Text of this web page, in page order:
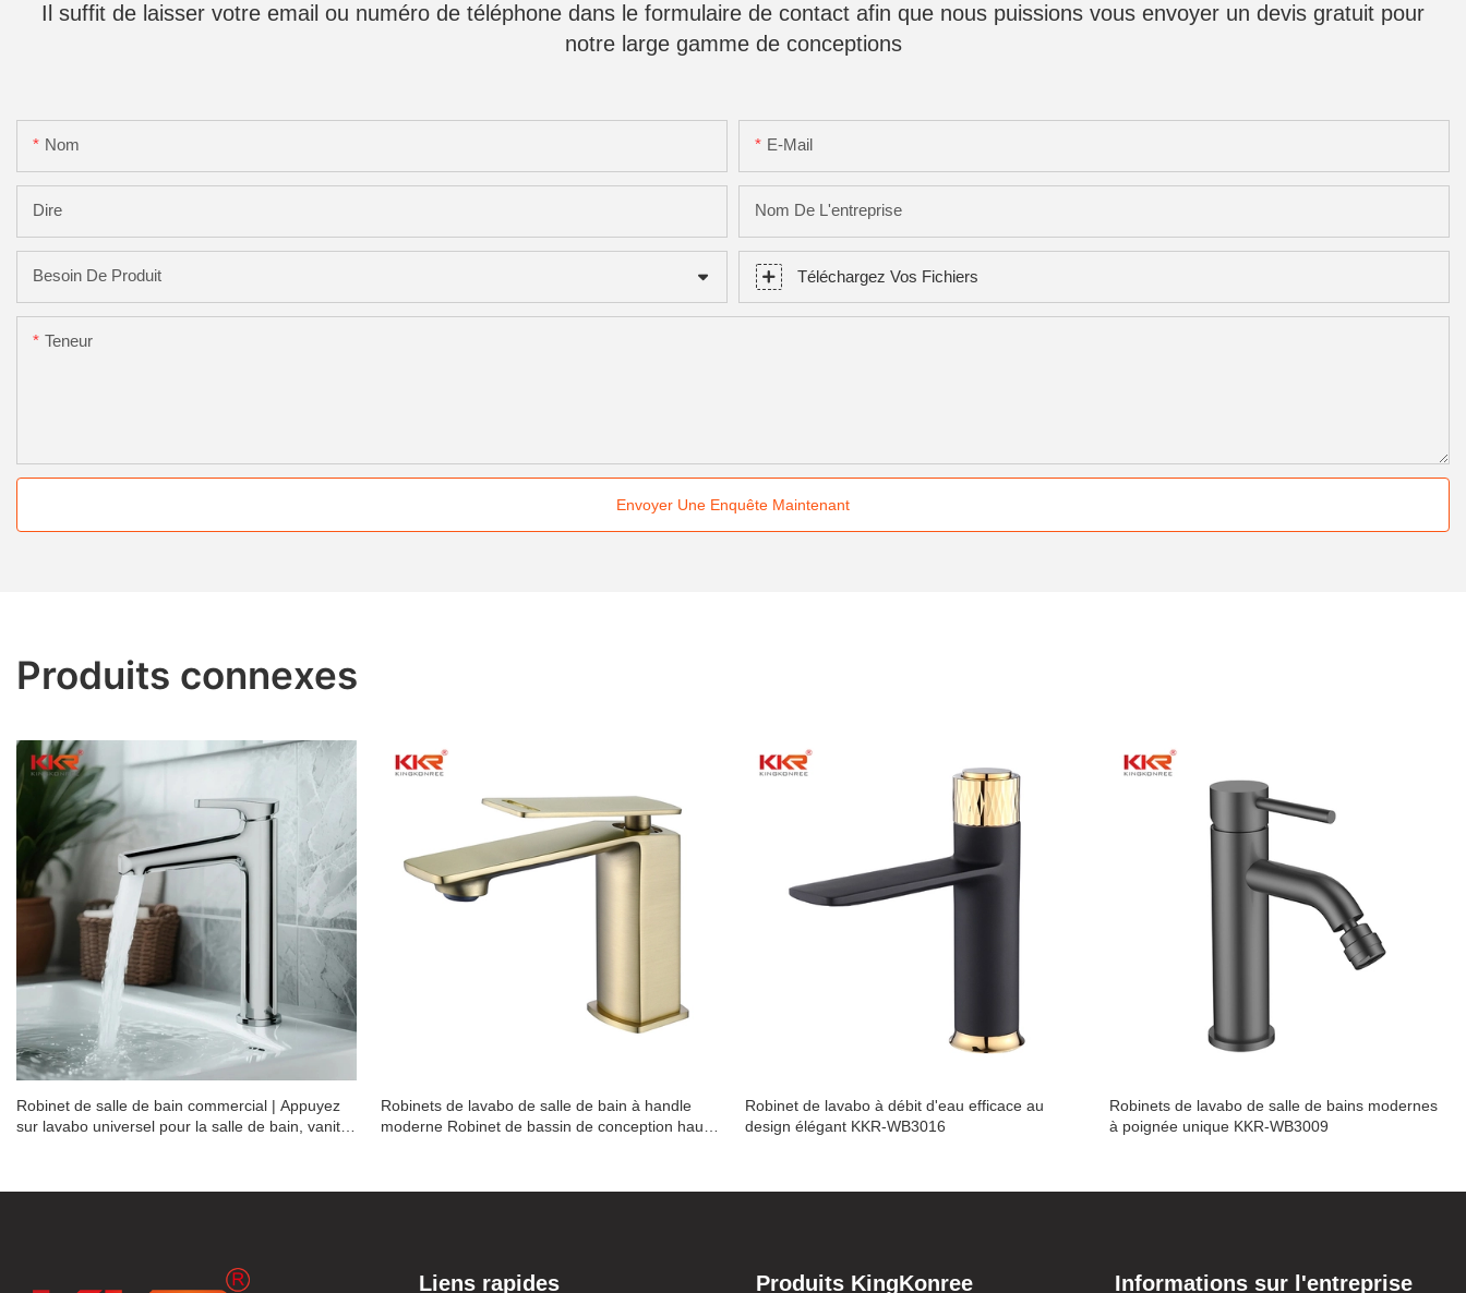
Il suffit de laisser votre email ou numéro de téléphone dans le formulaire de contact afin que nous puissions vous envoyer un devis gratuit pour
notre large gamme de conceptions
Nom E-Mail
Dire Nom De L'entreprise
Besoin De Produit Téléchargez Vos Fichiers
Teneur
Envoyer Une Enquête Maintenant
Produits connexes
Robinet de salle de bain commercial | Appuyez
sur lavabo universel pour la salle de bain, vanité
Robinets de lavabo de salle de bain à handle
moderne Robinet de bassin de conception haut
Robinet de lavabo à débit d'eau efficace au
design élégant KKR-WB3016
Robinets de lavabo de salle de bains modernes
à poignée unique KKR-WB3009
Liens rapides Produits KingKonree Informations sur l'entreprise